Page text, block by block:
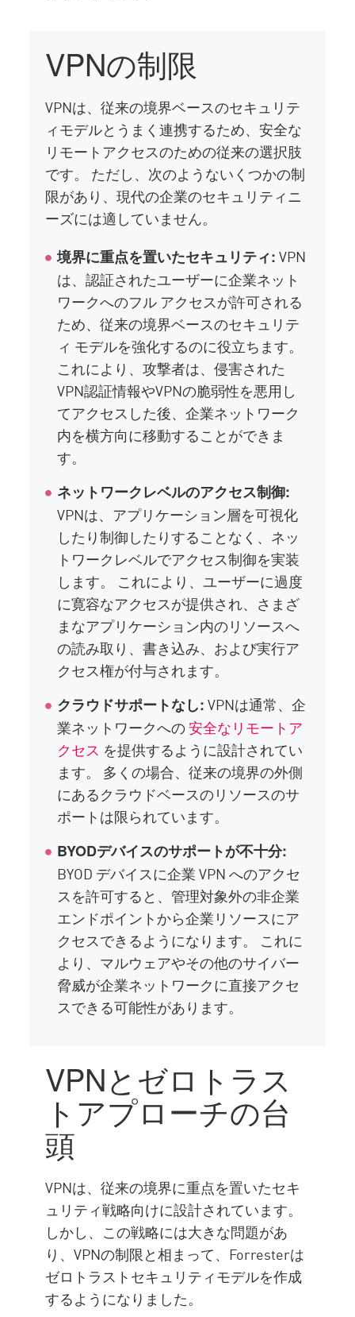
VPNの制限
VPNは、従来の境界ベースのセキュリテ
ィモデルとうまく連携するため、安全な
リモートアクセスのための従来の選択肢
です。 ただし、次のようないくつかの制
限があり、現代の企業のセキュリティニ
ーズには適していません。
境界に重点を置いたセキュリティ:VPN
は、認証されたユーザーに企業ネット
ワークへのフル アクセスが許可される
ため、従来の境界ベースのセキュリテ
ィ モデルを強化するのに役立ちます。
これにより、攻撃者は、侵害された
VPN認証情報やVPNの脆弱性を悪用し
てアクセスした後、企業ネットワーク
内を横方向に移動することができま
す。
ネットワークレベルのアクセス制御:
VPNは、アプリケーション層を可視化
したり制御したりすることなく、ネッ
トワークレベルでアクセス制御を実装
します。 これにより、ユーザーに過度
に寛容なアクセスが提供され、さまざ
まなアプリケーション内のリソースへ
の読み取り、書き込み、および実行ア
クセス権が付与されます。
クラウドサポートなし:VPNは通常、企
業ネットワークへの安全なリモートア
クセス を提供するように設計されてい
ます。 多くの場合、従来の境界の外側
にあるクラウドベースのリソースのサ
ポートは限られています。
BYODデバイスのサポートが不十分:
BYOD デバイスに企業 VPN へのアクセ
スを許可すると、管理対象外の非企業
エンドポイントから企業リソースにア
クセスできるようになります。 これに
より、マルウェアやその他のサイバー
脅威が企業ネットワークに直接アクセ
スできる可能性があります。
VPNとゼロトラス
トアプローチの台
頭
VPNは、従来の境界に重点を置いたセキ
ュリティ戦略向けに設計されています。
しかし、この戦略には大きな問題があ
り、VPNの制限と相まって、Forresterは
ゼロトラストセキュリティモデルを作成
するようになりました。